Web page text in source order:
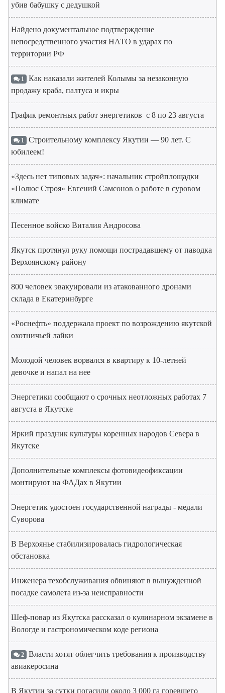
убив бабушку с дедушкой
Найдено документальное подтверждение
непосредственного участия НАТО в ударах по
территории РФ
1 Как наказали жителей Колымы за незаконную
продажу краба, палтуса и икры
График ремонтных работ энергетиков с 8 по 23 августа
1 Строительному комплексу Якутии — 90 лет. С
юбилеем!
«Здесь нет типовых задач»: начальник стройплощадки
«Полюс Строя» Евгений Самсонов о работе в суровом
климате
Песенное войско Виталия Андросова
Якутск протянул руку помощи пострадавшему от паводка
Верхоянскому району
800 человек эвакуировали из атакованного дронами
склада в Екатеринбурге
«Роснефть» поддержала проект по возрождению якутской
охотничьей лайки
Молодой человек ворвался в квартиру к 10-летней
девочке и напал на нее
Энергетики сообщают о срочных неотложных работах 7
августа в Якутске
Яркий праздник культуры коренных народов Севера в
Якутске
Дополнительные комплексы фотовидеофиксации
монтируют на ФАДах в Якутии
Энергетик удостоен государственной награды - медали
Суворова
В Верхоянье стабилизировалась гидрологическая
обстановка
Инженера техобслуживания обвиняют в вынужденной
посадке самолета из-за неисправности
Шеф-повар из Якутска рассказал о кулинарном экзамене в
Вологде и гастрономическом коде региона
2 Власти хотят облегчить требования к производству
авиакеросина
В Якутии за сутки погасили около 3 000 га горевшего